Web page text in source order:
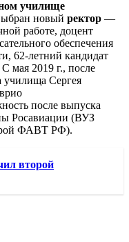
училище
новый ректор —
работе, доцент
обеспечения
62-летний кандидат
мая 2019 г., после
училища Сергея
после выпуска
Росавиации (ВУЗ
ФАВТ РФ).
второй